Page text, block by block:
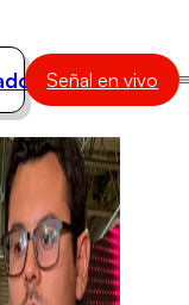
Señal en vivo